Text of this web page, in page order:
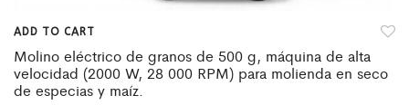
ADD TO CART
Molino eléctrico de granos de 500 g, máquina de alta
velocidad (2000 W, 28 000 RPM) para molienda en seco
de especias y maíz.